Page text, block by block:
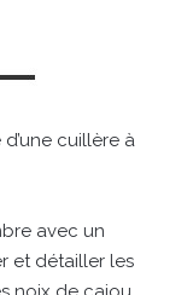
cuillère à
avec un
et détailler les